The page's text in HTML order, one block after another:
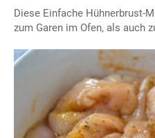
Diese Einfache Hühnerbrust-
zum Garen im Ofen, als auch